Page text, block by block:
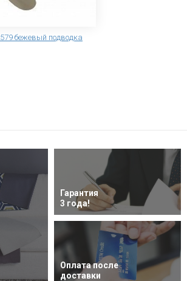
бежевый подводка
Гарантия
3 года!
Оплата после
доставки